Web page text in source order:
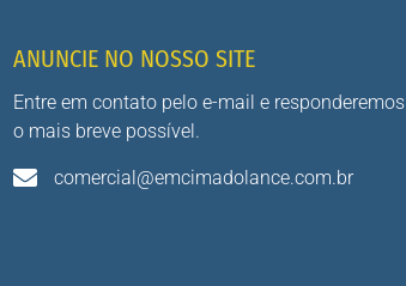
ANUNCIE NO NOSSO SITE
Entre em contato pelo e-mail e responderemos
o mais breve possível.
comercial@emcimadolance.com.br